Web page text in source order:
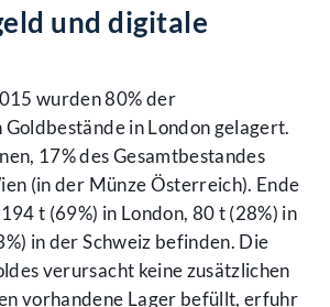
und digitale
wurden 80% der
in London gelagert.
17% des Gesamtbestandes
(in der Münze Österreich). Ende
t (69%) in London, 80 t (28%) in
in der Schweiz befinden. Die
verursacht keine zusätzlichen
vorhandene Lager befüllt, erfuhr